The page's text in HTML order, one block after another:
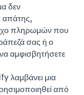
δεν
απάτης,
πληρωμών που
σας ή ο
αμφισβητήσετε
λαμβάνει μια
από